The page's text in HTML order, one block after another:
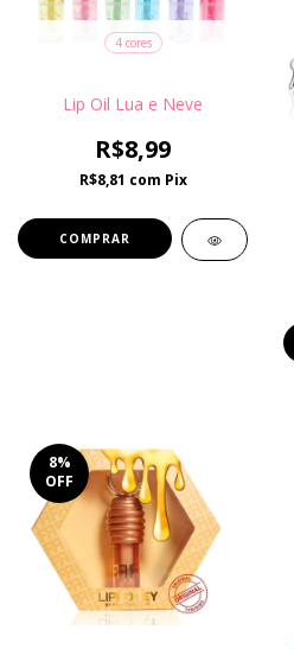
4 cores
Lip Oil Lua e Neve
R$8,99
R$8,81 com Pix
COMPRAR
8%
OFF